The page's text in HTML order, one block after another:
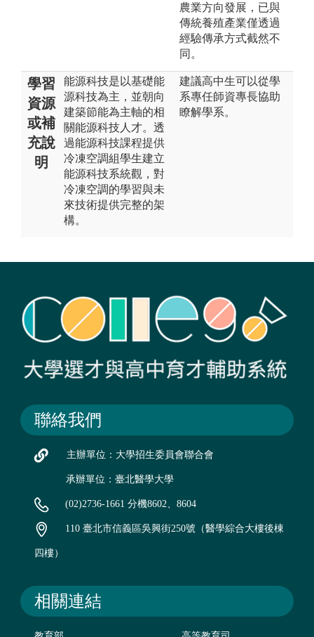
農業方向發展，已與
傳統養殖產業僅透過
經驗傳承方式截然不
同。
學習
資源
或補
充說
明
能源科技是以基礎能
源科技為主，並朝向
建築節能為主軸的相
關能源科技人才。透
過能源科技課程提供
冷凍空調組學生建立
能源科技系統觀，對
冷凍空調的學習與未
來技術提供完整的架
構。
建議高中生可以從學
系專任師資專長協助
瞭解學系。
聯絡我們
主辦單位：大學招生委員會聯合會
承辦單位：臺北醫學大學
(02)2736-1661 分機8602、8604
110 臺北市信義區吳興街250號（醫學綜合大樓後棟
四樓）
相關連結